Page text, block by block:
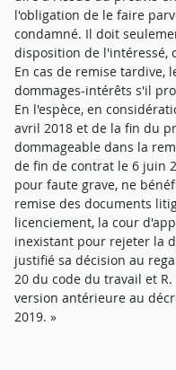
l'obligation de le faire
condamné. Il doit
disposition de l'intéressé,
En cas de remise tardive,
dommages-intérêts s'il
En l'espèce, en
avril 2018 et de la fin du
dommageable dans la
de fin de contrat le 6 juin
pour faute grave, ne
remise des documents
licenciement, la cour
inexistant pour rejeter la
justifié sa décision au
20 du code du travail et
version antérieure au
2019. »